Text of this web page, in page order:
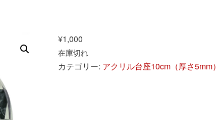
¥1,000
在庫切れ
カテゴリー: アクリル台座10cm（厚さ5mm）